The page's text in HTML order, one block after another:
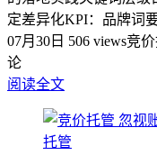
定差异化KPI：品牌词
07月30日 506 views竞
论
阅读全文
托管